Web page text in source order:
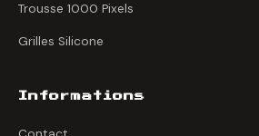
Trousse 1000 Pixels
Grilles Silicone
Informations